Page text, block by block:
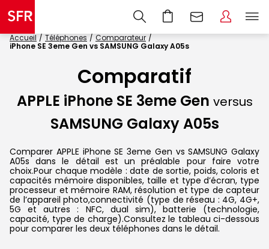
Accueil Téléphones
Comparateur
iPhone SE 3eme Gen vs SAMSUNG Galaxy A05s
Comparatif
APPLE iPhone SE 3eme Gen versus
SAMSUNG Galaxy A05s
Comparer APPLE iPhone SE 3eme Gen vs SAMSUNG Galaxy
A05s dans le détail est un préalable pour faire votre
choix.Pour chaque modèle : date de sortie, poids, coloris et
capacités mémoire disponibles, taille et type d’écran, type
processeur et mémoire RAM, résolution et type de capteur
de l’appareil photo,connectivité (type de réseau : 4G, 4G+,
5G et autres : NFC, dual sim), batterie (technologie,
capacité, type de charge).Consultez le tableau ci-dessous
pour comparer les deux téléphones dans le détail.